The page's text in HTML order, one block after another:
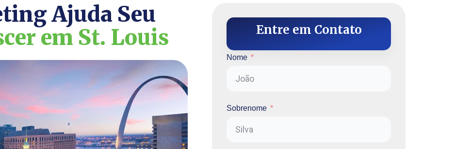
Ajuda Seu
em St. Louis Entre em Contato
Nome
Sobrenome